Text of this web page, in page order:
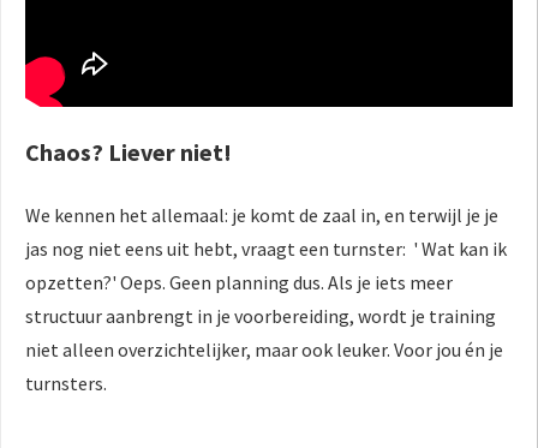
Chaos? Liever niet!
We kennen het allemaal: je komt de zaal in, en terwijl je je
jas nog niet eens uit hebt, vraagt een turnster: ' Wat kan ik
opzetten?' Oeps. Geen planning dus. Als je iets meer
structuur aanbrengt in je voorbereiding, wordt je training
niet alleen overzichtelijker, maar ook leuker. Voor jou én je
turnsters.